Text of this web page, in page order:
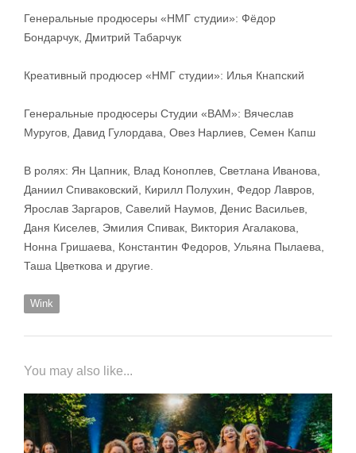
Генеральные продюсеры «НМГ студии»: Фёдор
Бондарчук, Дмитрий Табарчук
Креативный продюсер «НМГ студии»: Илья Кнапский
Генеральные продюсеры Студии «ВАМ»: Вячеслав
Муругов, Давид Гулордава, Овез Нарлиев, Семен Капш
В ролях: Ян Цапник, Влад Коноплев, Светлана Иванова,
Даниил Спиваковский, Кирилл Полухин, Федор Лавров,
Ярослав Заргаров, Савелий Наумов, Денис Васильев,
Даня Киселев, Эмилия Спивак, Виктория Агалакова,
Нонна Гришаева, Константин Федоров, Ульяна Пылаева,
Таша Цветкова и другие.
Wink
You may also like...